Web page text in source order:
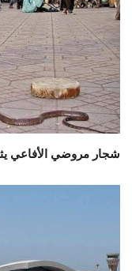
شجار مروضي الأفاعي